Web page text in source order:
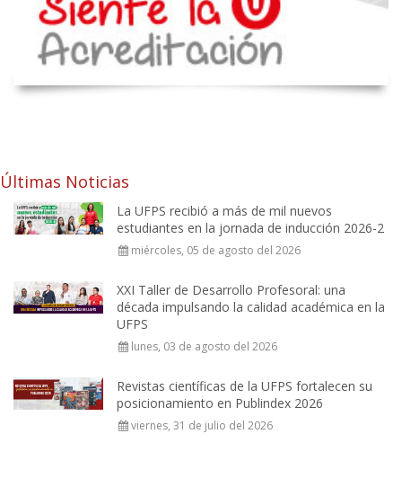
Últimas Noticias
La UFPS recibió a más de mil nuevos
estudiantes en la jornada de inducción 2026-2
miércoles, 05 de agosto del 2026
XXI Taller de Desarrollo Profesoral: una
década impulsando la calidad académica en la
UFPS
lunes, 03 de agosto del 2026
Revistas científicas de la UFPS fortalecen su
posicionamiento en Publindex 2026
viernes, 31 de julio del 2026